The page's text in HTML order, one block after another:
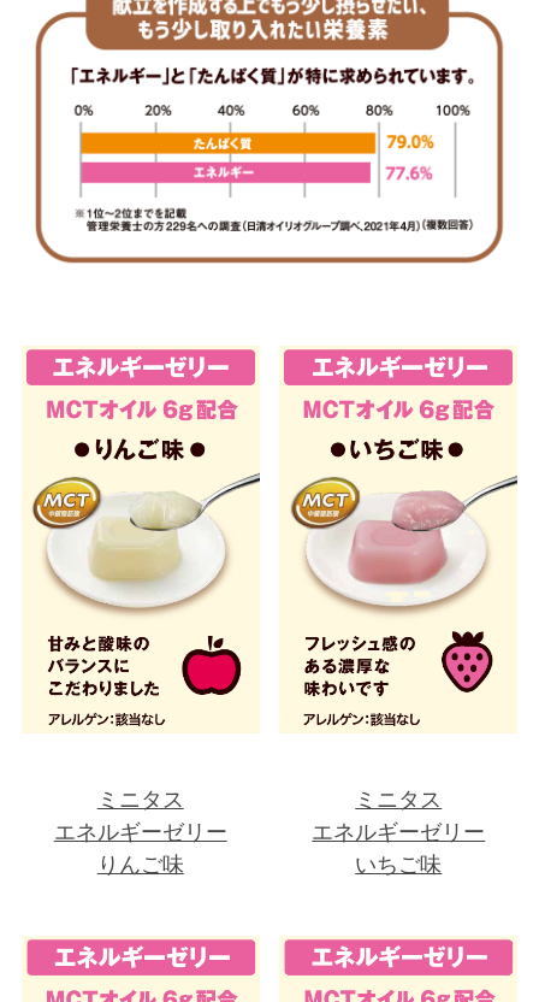
ミニタス
エネルギーゼリー
りんご味
ミニタス
エネルギーゼリー
いちご味